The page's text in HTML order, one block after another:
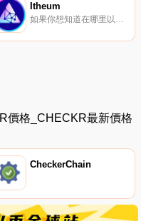
Itheum
如果你想知道在哪里以當前價格購買Itheum,目前交易{Itheum]股票的頂級加密貨幣交易所是MEXC和Maiar Exchange。您可以在我們的加密貨幣交易所頁面上找到其他列表。Itheum支持Web3和Metaverse中的數據所有權,將您的數據轉化為極具價值的資產.
價格_CHECKR最新價格
CheckerChain